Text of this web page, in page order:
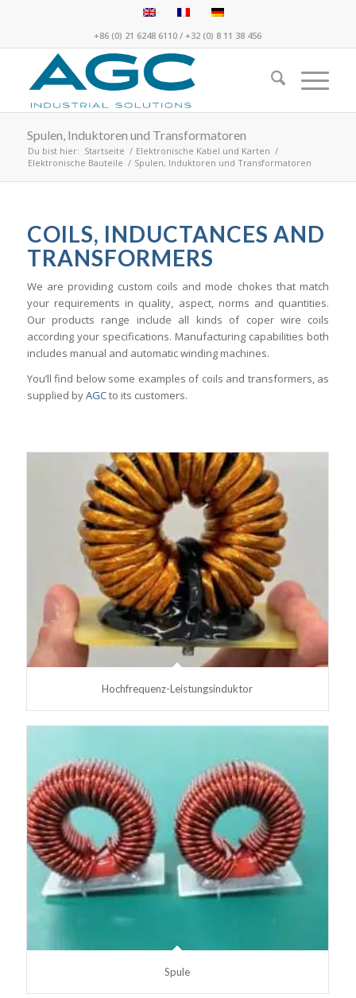
+86 (0) 21 6248 6110 /+32 (0) 8 11 38 456
Spulen, Induktoren und Transformatoren
Du bist hier: Startseite / Elektronische Kabel und Karten /
Elektronische Bauteile / Spulen, Induktoren und Transformatoren
COILS, INDUCTANCES AND
TRANSFORMERS
We are providing custom coils and mode chokes that match
your requirements in quality, aspect, norms and quantities.
Our products range include all kinds of coper wire coils
according your specifications. Manufacturing capabilities both
includes manual and automatic winding machines.
You’ll find below some examples of coils and transformers, as
supplied byAGCto its customers.
Hochfrequenz-Leistungsinduktor
Spule